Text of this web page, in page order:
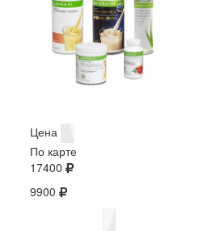
Цена
По карте
17400
9900